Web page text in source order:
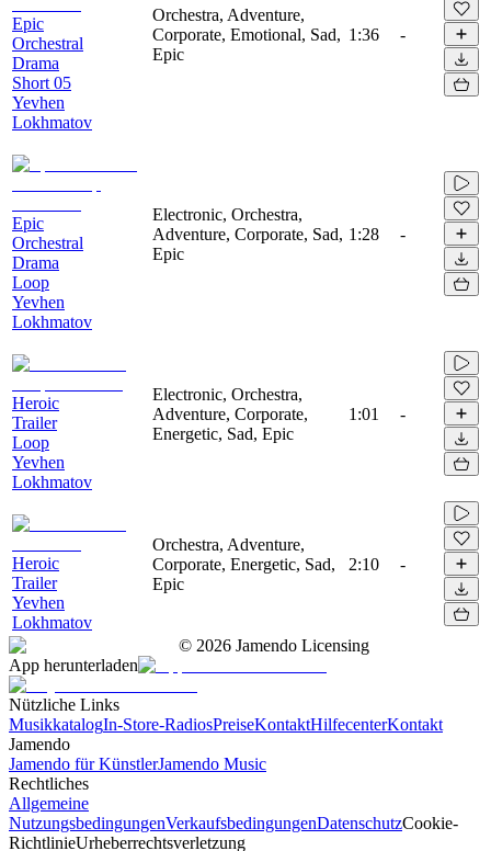
Epic
Orchestral
Drama
Short 05
Yevhen
Lokhmatov
Orchestra, Adventure,
Corporate, Emotional, Sad,
Epic
1:36 -
Epic
Orchestral
Drama
Loop
Yevhen
Lokhmatov
Electronic, Orchestra,
Adventure, Corporate, Sad,
Epic
1:28 -
Heroic
Trailer
Loop
Yevhen
Lokhmatov
Electronic, Orchestra,
Adventure, Corporate,
Energetic, Sad, Epic
1:01 -
Heroic
Trailer
Yevhen
Lokhmatov
Orchestra, Adventure,
Corporate, Energetic, Sad,
Epic
2:10 -
© 2026 Jamendo Licensing
App herunterladen
Nützliche Links
MusikkatalogIn-Store-RadiosPreiseKontaktHilfecenterKontakt
Jamendo
Jamendo für KünstlerJamendo Music
Rechtliches
Allgemeine
NutzungsbedingungenVerkaufsbedingungenDatenschutzCookie-
RichtlinieUrheberrechtsverletzung